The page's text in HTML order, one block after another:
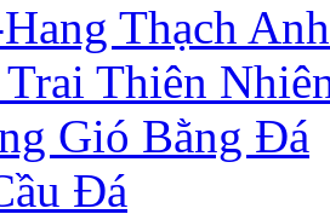
Thạch Anh
Thiên
Gió Bằng Đá
Đá